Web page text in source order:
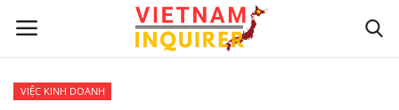
VIỆC KINH DOANH